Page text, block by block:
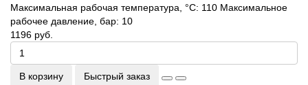
Максимальная рабочая температура, °С: 110 Максимальное
рабочее давление, бар: 10
1196 руб.
В корзину Быстрый заказ